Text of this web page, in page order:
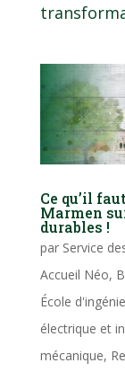
Ce qu’il
Marmen
durables !
par Service
Accueil Néo,
École
électrique et
mécanique,